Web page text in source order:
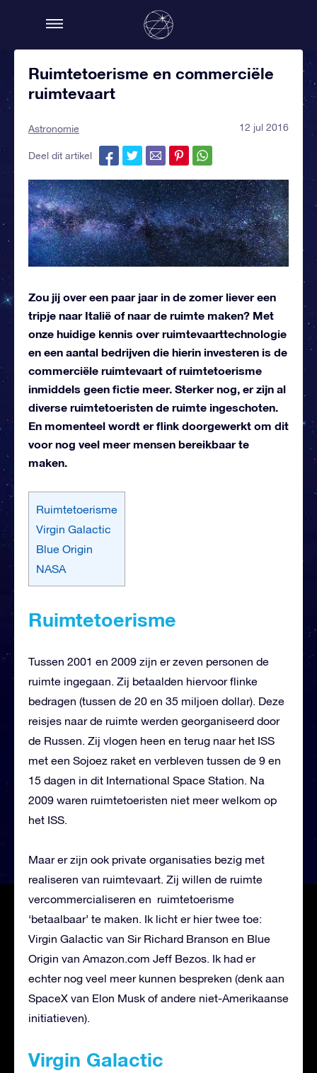
Ruimtetoerisme en commerciële
ruimtevaart
Astronomie 12 jul 2016
Deel dit artikel
Zou jij over een paar jaar in de zomer liever een
tripje naar Italië of naar de ruimte maken? Met
onze huidige kennis over ruimtevaarttechnologie
en een aantal bedrijven die hierin investeren is de
commerciële ruimtevaart of ruimtetoerisme
inmiddels geen fictie meer. Sterker nog, er zijn al
diverse ruimtetoeristen de ruimte ingeschoten.
En momenteel wordt er flink doorgewerkt om dit
voor nog veel meer mensen bereikbaar te
maken.
Ruimtetoerisme
Virgin Galactic
Blue Origin
NASA
Ruimtetoerisme
Tussen 2001 en 2009 zijn er zeven personen de
ruimte ingegaan. Zij betaalden hiervoor flinke
bedragen (tussen de 20 en 35 miljoen dollar). Deze
reisjes naar de ruimte werden georganiseerd door
de Russen. Zij vlogen heen en terug naar het ISS
met een Sojoez raket en verbleven tussen de 9 en
15 dagen in dit International Space Station. Na
2009 waren ruimtetoeristen niet meer welkom op
het ISS.
Maar er zijn ook private organisaties bezig met
realiseren van ruimtevaart. Zij willen de ruimte
vercommercialiseren en ruimtetoerisme
‘betaalbaar’ te maken. Ik licht er hier twee toe:
Virgin Galactic van Sir Richard Branson en Blue
Origin van Amazon.com Jeff Bezos. Ik had er
echter nog veel meer kunnen bespreken (denk aan
SpaceX van Elon Musk of andere niet-Amerikaanse
initiatieven).
Virgin Galactic